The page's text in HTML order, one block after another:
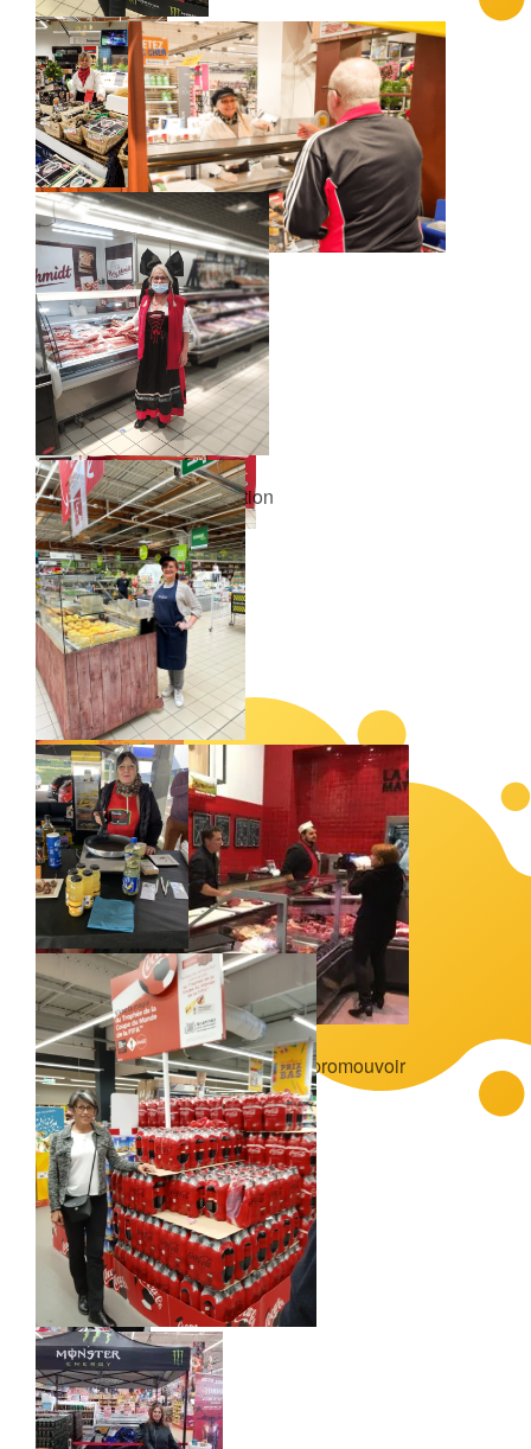
Animation alsace réalisation
par promouvoir
Animation alsace réalisation par promouvoir